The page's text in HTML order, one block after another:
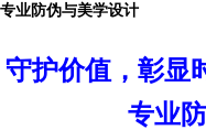
专业防伪与美学设计
守护价值，彰显
专业